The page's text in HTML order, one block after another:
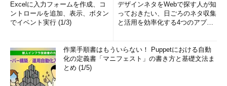
Excelに入力フォームを作成、コ
ントロールを追加、表示、ボタン
でイベント実行 (1/3)
デザインネタをWebで探す人が知
っておきたい、日ごろのネタ収集
と活用を効率化する4つのアプリ
作業手順書はもういらない！ Puppetにおける自動
化の定義書「マニフェスト」の書き方と基礎文法ま
とめ (1/5)